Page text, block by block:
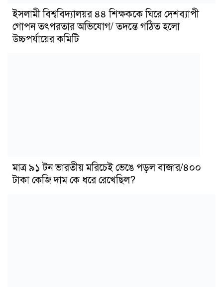
ইসলামী বিশ্ববিদ্যালয়র ৪৪ শিক্ষককে ঘিরে দেশব্যাপী
গোপন তৎপরতার অভিযোগ/ তদন্তে গঠিত হলো
উচ্চপর্যায়ের কমিটি
মাত্র ৯১ টন ভারতীয় মরিচেই ভেঙে পড়ল বাজার/৪০০
টাকা কেজি দাম কে ধরে রেখেছিল?